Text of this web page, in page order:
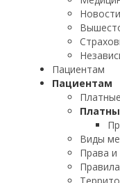
Новости
Пациентам
Пациентам
Виды
Права и